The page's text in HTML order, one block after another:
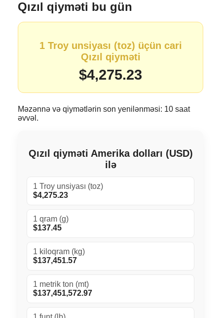
Qızıl qiyməti bu gün
1 Troy unsiyası (toz) üçün cari
Qızıl qiyməti
$4,275.23
Məzənnə və qiymətlərin son yenilənməsi: 10 saat
əvvəl.
Qızıl qiyməti Amerika dolları (USD)
ilə
1 Troy unsiyası (toz)
$4,275.23
1 qram (g)
$137.45
1 kiloqram (kg)
$137,451.57
1 metrik ton (mt)
$137,451,572.97